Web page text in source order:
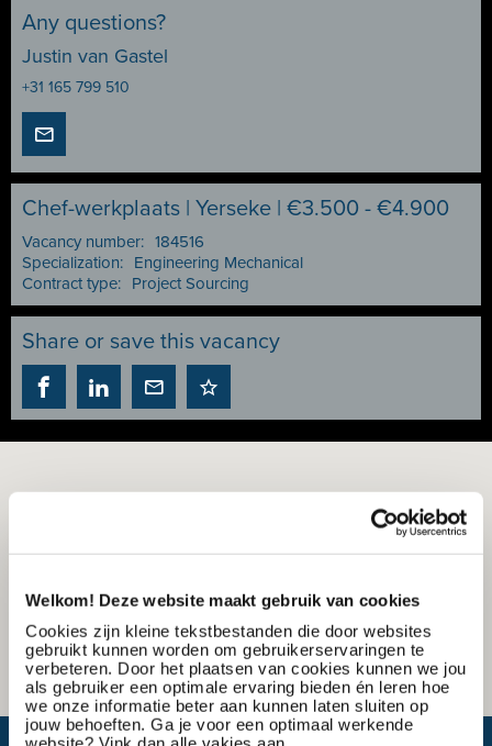
Welkom! Deze website maakt gebruik van cookies
Cookies zijn kleine tekstbestanden die door websites
gebruikt kunnen worden om gebruikerservaringen te
verbeteren. Door het plaatsen van cookies kunnen we jou
als gebruiker een optimale ervaring bieden én leren hoe
we onze informatie beter aan kunnen laten sluiten op
jouw behoeften. Ga je voor een optimaal werkende
Any questions?
Justin van Gastel
+31 165 799 510
Chef-werkplaats | Yerseke | €3.500 - €4.900
Vacancy number: 184516
Specialization:
Engineering Mechanical
Contract type:
Project Sourcing
Share or save this vacancy